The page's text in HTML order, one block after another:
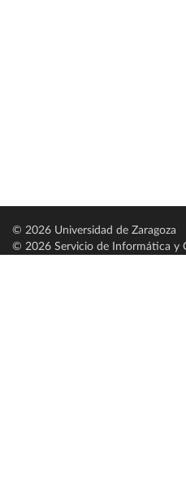
© 2026 Universidad de Zaragoza
© 2026 Servicio de Informática y